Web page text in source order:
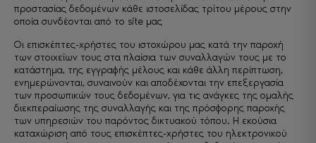
προστασίας δεδομένων κάθε ιστοσελίδας τρίτου μέρους στην
οποία συνδέονται από το site μας
Οι επισκέπτες-χρήστες του ιστοχώρου μας κατά την παροχή
των στοιχείων τους στα πλαίσια των συναλλαγών τους με το
κατάστημα, της εγγραφής μέλους και κάθε άλλη περίπτωση,
ενημερώνονται, συναινούν και αποδέχονται την επεξεργασία
των προσωπικών τους δεδομένων, για τις ανάγκες της ομαλής
διεκπεραίωσης της συναλλαγής και της πρόσφορης παροχής
των υπηρεσιών του παρόντος δικτυακού τόπου. Η εκούσια
καταχώριση από τους επισκέπτες-χρήστες του ηλεκτρονικού